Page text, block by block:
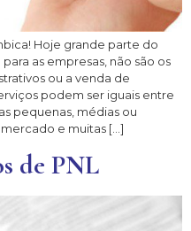
Hoje grande parte do
as empresas, não são os
ou a venda de
podem ser iguais entre
pequenas, médias ou
e muitas […]
de PNL